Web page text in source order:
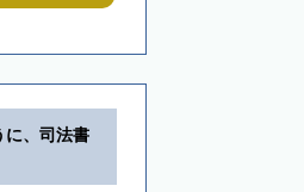
に、司法書